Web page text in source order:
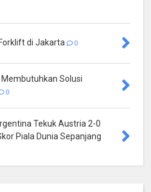
di Jakarta 0
Solusi
0
Tekuk Austria 2-0
Piala Dunia Sepanjang